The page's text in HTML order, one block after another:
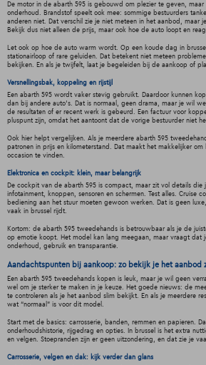
De motor in de abarth 595 is gebouwd om plezier te geven,
onderhoud. Brandstof speelt ook mee: sommige bestuurders
anderen niet. Dat verschil zie je niet meteen in het aanbod, maar
Bekijk dus niet alleen de prijs, maar ook hoe de auto loopt en
Let ook op hoe de auto warm wordt. Op een koude dag in
stationairloop of rare geluiden. Dat betekent niet meteen
bekijken. En als je twijfelt, laat je begeleiden bij de aankoop of
Versnellingsbak, koppeling en rijstijl
Een abarth 595 wordt vaker stevig gebruikt. Daardoor kunnen
dan bij andere auto's. Dat is normaal, geen drama, maar je wil
de resultaten of er recent werk is gebeurd. Een factuur voor
pluspunt zijn, omdat het aantoont dat de vorige bestuurder niet
Ook hier helpt vergelijken. Als je meerdere abarth 595
patronen in prijs en kilometerstand. Dat maakt het makkelijker
occasion te vinden.
Elektronica en cockpit: klein, maar belangrijk
De cockpit van de abarth 595 is compact, maar zit vol details
infotainment, knoppen, sensoren en schermen. Test alles. Cruise
bediening aan het stuur moeten gewoon werken. Dat is geen
vaak in brussel rijdt.
Kortom: de abarth 595 tweedehands is betrouwbaar als je de
op emotie koopt. Het model kan lang meegaan, maar vraagt dat
onderhoud, gebruik en transparantie.
Aandachtspunten bij aankoop: zo bekijk je het aanbod
Een abarth 595 tweedehands kopen is leuk, maar je wil geen
wel om je sterker te maken in je keuze. Het goede nieuws: de
te controleren als je het aanbod slim bekijkt. En als je meerdere
wat “normaal” is voor dit model.
Start met de basics: carrosserie, banden, remmen en papieren.
onderhoudshistorie, rijgedrag en opties. In brussel is het extra
en velgen. Stoepranden zijn er geen uitzondering, en dat zie je
Carrosserie, velgen en dak: kijk verder dan glans